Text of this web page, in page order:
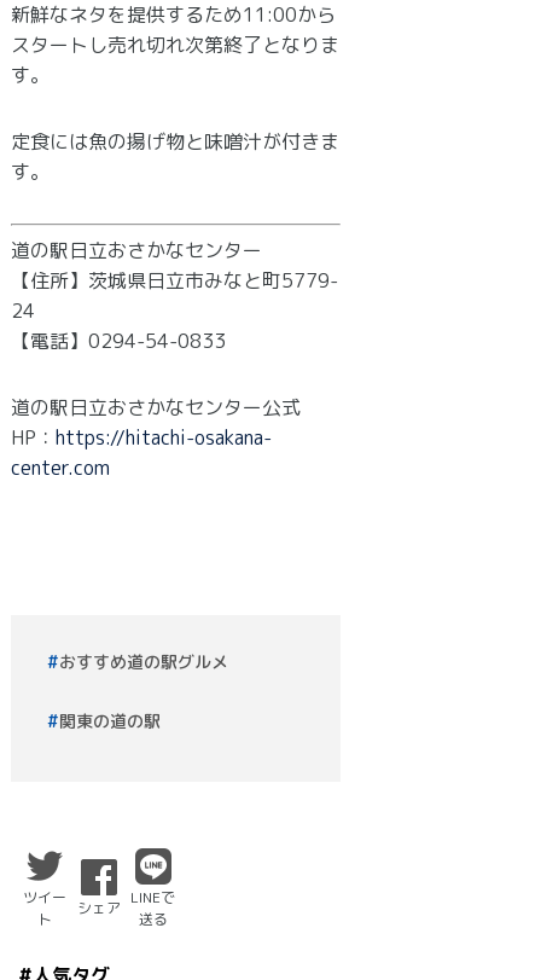
新鮮なネタを提供するため11:00から
スタートし売れ切れ次第終了となりま
す。
定食には魚の揚げ物と味噌汁が付きま
す。
道の駅日立おさかなセンター
【住所】茨城県日立市みなと町5779-
24
【電話】0294-54-0833
道の駅日立おさかなセンター公式
HP： https://hitachi-osakana-
center.com
おすすめ道の駅グルメ
関東の道の駅
ツイー
ト
シェア
LINEで
送る